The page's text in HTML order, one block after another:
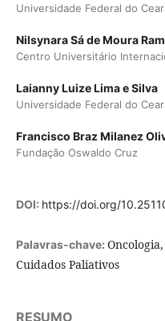
Universidade Federal do
Nilsynara Sá de Moura
Centro Universitário
Laianny Luize Lima e Silva
Universidade Federal do
Francisco Braz Milanez
Fundação Oswaldo Cruz
DOI: https://doi.org/
Palavras-chave:
Cuidados Paliativos
RESUMO